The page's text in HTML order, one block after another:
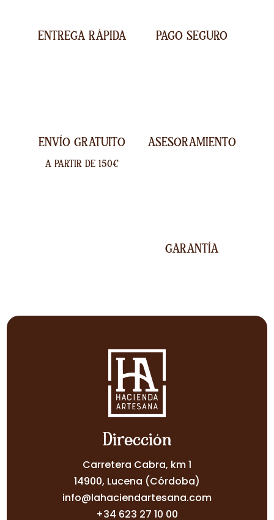
ENTREGA RÁPIDA PAGO SEGURO
ENVÍO GRATUITO
A PARTIR DE 150€
ASESORAMIENTO
GARANTÍA
Dirección
Carretera Cabra, km 1
14900, Lucena (Córdoba)
info@lahaciendartesana.com
+34 623 27 10 00